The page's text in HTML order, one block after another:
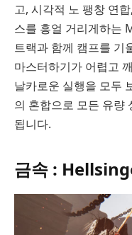
고, 시각적 노 팽창 연
스를 흥얼 거리게하는
트랙과 함께 캠프를 기
마스터하기가 어렵고
날카로운 실행을 모두
의 혼합으로 모든 유량
됩니다.
금속 :